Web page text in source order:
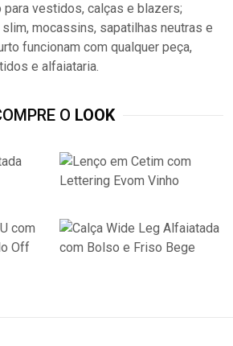
para vestidos, calças e blazers;
mocassins, sapatilhas neutras e
funcionam com qualquer peça,
e alfaiataria.
O LOOK